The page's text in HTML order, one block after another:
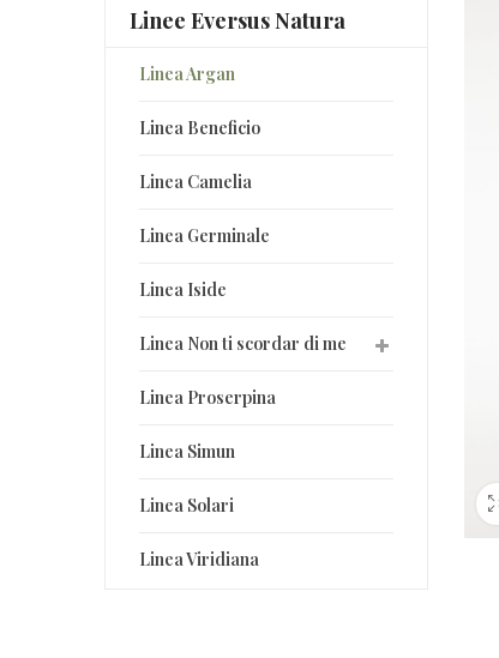
Linee Eversus Natura
Linea Argan
Linea Beneficio
Linea Camelia
Linea Germinale
Linea Iside
Linea Non ti scordar di me
Linea Proserpina
Linea Simun
Linea Solari
Linea Viridiana